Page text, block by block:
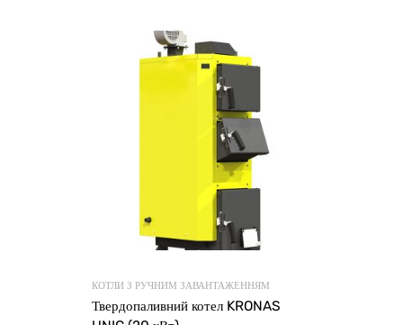
КОТЛИ З РУЧНИМ ЗАВАНТАЖЕННЯМ
Твердопаливний котел KRONAS